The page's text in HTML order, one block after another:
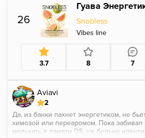
держалась долго.
Данная вариация сильно проигрывает
конкурентов, а значит нет
для работы или домашнего покура.
26
Гуава
Snobless
Vibes line
3.7 8 7
Aviavi
2
Да, из банки пахнет энергетиком, не
химозой или переаромом. Пока забивал
мелькать в памяти DS, уж больно